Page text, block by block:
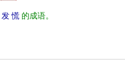
发 慌 的成语。